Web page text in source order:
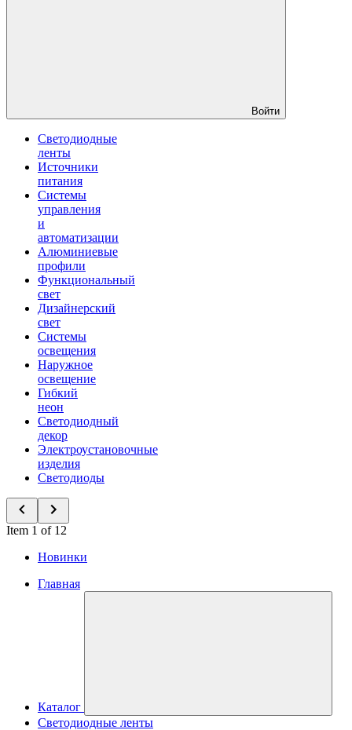
Войти
Светодиодные
ленты
Источники
питания
Системы
управления
и
автоматизации
Алюминиевые
профили
Функциональный
свет
Дизайнерский
свет
Системы
освещения
Наружное
освещение
Гибкий
неон
Светодиодный
декор
Электроустановочные
изделия
Светодиоды
Item 1 of 12
Новинки
Главная
Каталог
Светодиодные ленты